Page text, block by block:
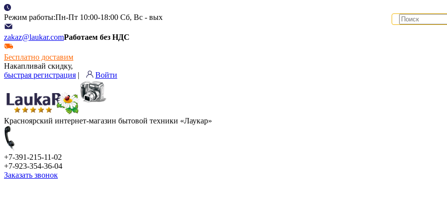
Режим работы:Пн-Пт 10:00-18:00 Сб, Вс - вых
zakaz@laukar.comРаботаем без НДС
Бесплатно доставим
Накапливай скидку,
быстрая регистрация | Войти
Красноярский интернет-магазин бытовой техники «Лаукар»
+7-391-215-11-02
+7-923-354-36-04
Заказать звонок